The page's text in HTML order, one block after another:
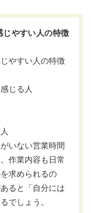
じやすい人の特徴
やすい人の特徴
じる人
いない営業時間
作業内容も日常
求められるの
ると「自分には
でしょう。